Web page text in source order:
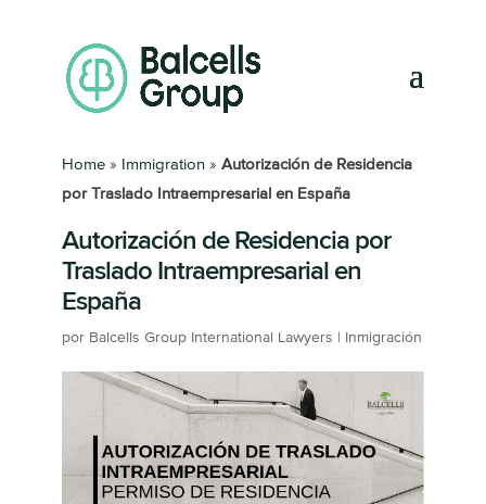
Home» Immigration» Autorización de Residencia
por Traslado Intraempresarial en España
Autorización de Residencia por
Traslado Intraempresarial en
España
por Balcells Group International Lawyers Inmigración